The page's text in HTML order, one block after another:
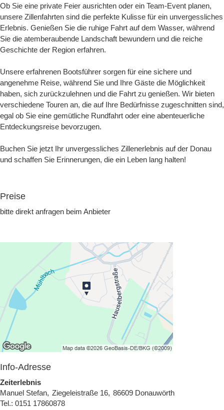
Ob Sie eine private Feier ausrichten oder ein Team-Event planen,
unsere Zillenfahrten sind die perfekte Kulisse für ein unvergessliches
Erlebnis. Genießen Sie die ruhige Fahrt auf dem Wasser, während
Sie die atemberaubende Landschaft bewundern und die reiche
Geschichte der Region erfahren.
Unsere erfahrenen Bootsführer sorgen für eine sichere und
angenehme Reise, während Sie und Ihre Gäste die Möglichkeit
haben, sich zurückzulehnen und die Fahrt zu genießen. Wir bieten
verschiedene Touren an, die auf Ihre Bedürfnisse zugeschnitten sind,
egal ob Sie eine gemütliche Rundfahrt oder eine abenteuerliche
Entdeckungsreise bevorzugen.
Buchen Sie jetzt Ihr unvergessliches Zillenerlebnis auf der Donau
und schaffen Sie Erinnerungen, die ein Leben lang halten!
Preise
bitte direkt anfragen beim Anbieter
Info-Adresse
Zeiterlebnis
Manuel Stefan Ziegeleistraße 16 86609 Donauwörth
Tel.: 0151 17860878